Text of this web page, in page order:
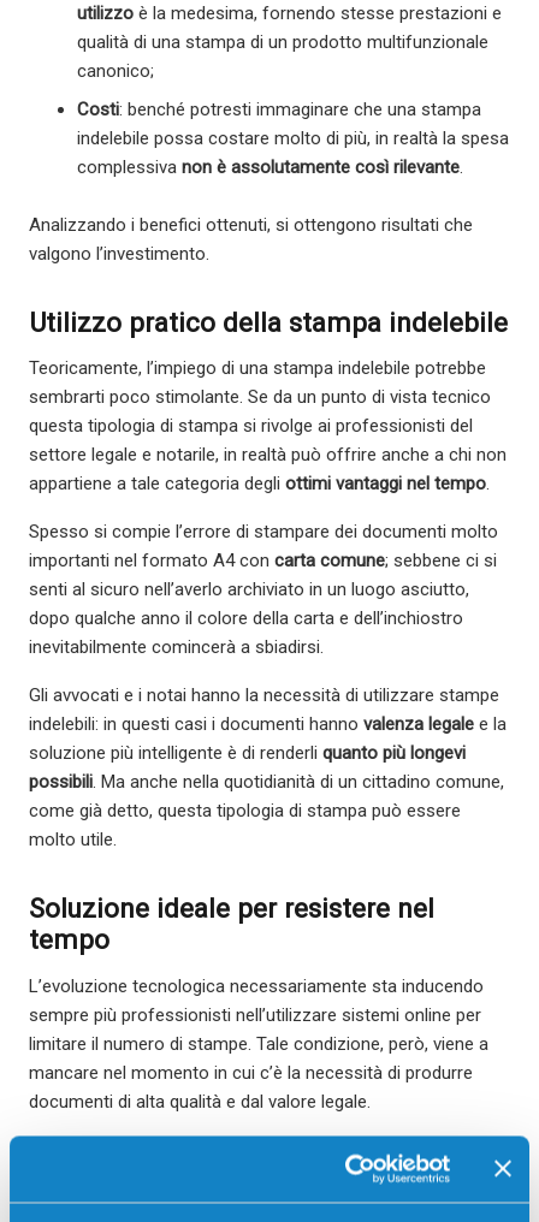
utilizzo è la medesima, fornendo stesse prestazioni e
qualità di una stampa di un prodotto multifunzionale
canonico;
Costi: benché potresti immaginare che una stampa
indelebile possa costare molto di più, in realtà la spesa
complessiva non è assolutamente così rilevante.
Analizzando i benefici ottenuti, si ottengono risultati che
valgono l’investimento.
Utilizzo pratico della stampa indelebile
Teoricamente, l’impiego di una stampa indelebile potrebbe
sembrarti poco stimolante. Se da un punto di vista tecnico
questa tipologia di stampa si rivolge ai professionisti del
settore legale e notarile, in realtà può offrire anche a chi non
appartiene a tale categoria degli ottimi vantaggi nel tempo.
Spesso si compie l’errore di stampare dei documenti molto
importanti nel formato A4 con carta comune; sebbene ci si
senti al sicuro nell’averlo archiviato in un luogo asciutto,
dopo qualche anno il colore della carta e dell’inchiostro
inevitabilmente comincerà a sbiadirsi.
Gli avvocati e i notai hanno la necessità di utilizzare stampe
indelebili: in questi casi i documenti hanno valenza legale e la
soluzione più intelligente è di renderli quanto più longevi
possibili. Ma anche nella quotidianità di un cittadino comune,
come già detto, questa tipologia di stampa può essere
molto utile.
Soluzione ideale per resistere nel
tempo
L’evoluzione tecnologica necessariamente sta inducendo
sempre più professionisti nell’utilizzare sistemi online per
limitare il numero di stampe. Tale condizione, però, viene a
mancare nel momento in cui c’è la necessità di produrre
documenti di alta qualità e dal valore legale.
Una stampa indelebile consente di conservare anche la
documentazione cartacea, sia questa legata al mondo
finanziario o legale, con lamassima sicurezza. La resistenza